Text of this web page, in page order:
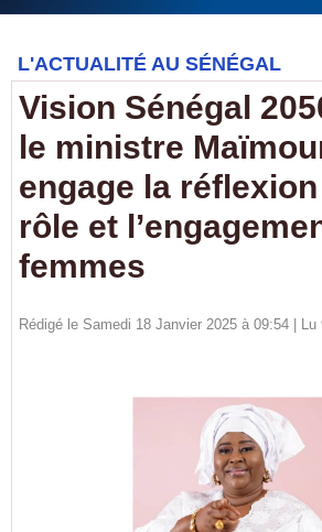
L'ACTUALITÉ AU SÉNÉGAL
Vision Sénégal
le ministre
engage la
rôle et
femmes
Rédigé le Samedi 18 Janvier 2025 à 09:54 | Lu